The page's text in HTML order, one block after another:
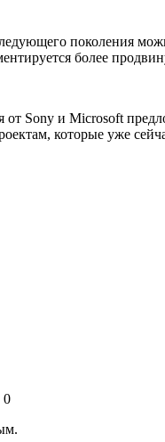
поколения
более
Sony и Microsoft
которые уже
0